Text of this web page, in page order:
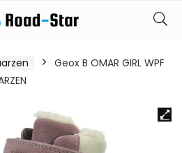
Geox B OMAR GIRL WPF